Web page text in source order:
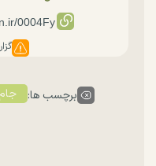
برچسب ها: جام